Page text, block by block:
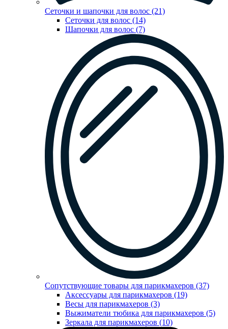
Сеточки и шапочки для волос (21)
Сеточки для волос (14)
Шапочки для волос (7)
Сопутствующие товары для парикмахеров (37)
Аксессуары для парикмахеров (19)
Весы для парикмахеров (3)
Выжиматели тюбика для парикмахеров (5)
Зеркала для парикмахеров (10)